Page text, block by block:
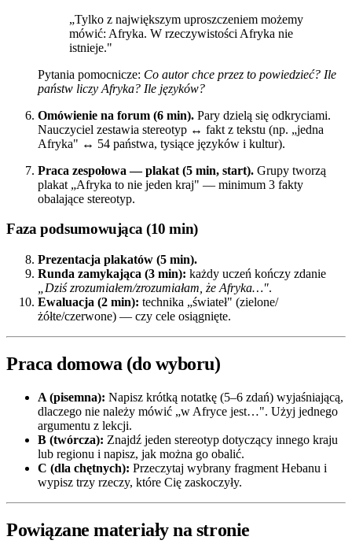
„Tylko z największym uproszczeniem możemy
mówić: Afryka. W rzeczywistości Afryka nie
istnieje."
Pytania pomocnicze: Co autor chce przez to powiedzieć? Ile
państw liczy Afryka? Ile języków?
Omówienie na forum (6 min). Pary dzielą się odkryciami.
Nauczyciel zestawia stereotyp ↔ fakt z tekstu (np. „jedna
Afryka" ↔ 54 państwa, tysiące języków i kultur).
Praca zespołowa — plakat (5 min, start). Grupy tworzą
plakat „Afryka to nie jeden kraj" — minimum 3 fakty
obalające stereotyp.
Faza podsumowująca (10 min)
Prezentacja plakatów (5 min).
Runda zamykająca (3 min): każdy uczeń kończy zdanie
„Dziś zrozumiałem/zrozumiałam, że Afryka…".
Ewaluacja (2 min): technika „świateł" (zielone/
żółte/czerwone) — czy cele osiągnięte.
Praca domowa (do wyboru)
A (pisemna): Napisz krótką notatkę (5–6 zdań) wyjaśniającą,
dlaczego nie należy mówić „w Afryce jest…". Użyj jednego
argumentu z lekcji.
B (twórcza): Znajdź jeden stereotyp dotyczący innego kraju
lub regionu i napisz, jak można go obalić.
C (dla chętnych): Przeczytaj wybrany fragment Hebanu i
wypisz trzy rzeczy, które Cię zaskoczyły.
Powiązane materiały na stronie